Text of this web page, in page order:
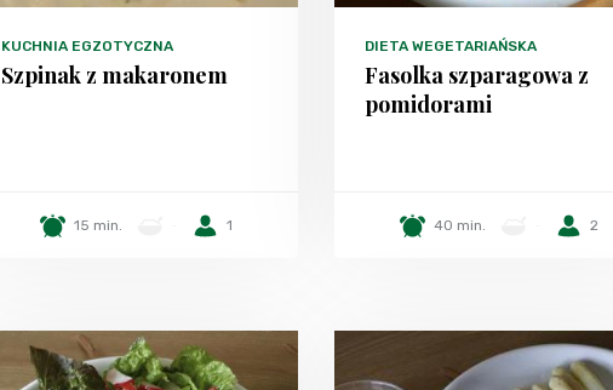
KUCHNIA EGZOTYCZNA
Szpinak z makaronem
15 min. 1
DIETA WEGETARIAŃSKA
Fasolka szparagowa z
pomidorami
40 min. 2